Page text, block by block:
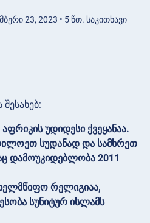
23, 2023 • 5 წთ. საკითხავი
უდიდესი ქვეყანაა.
სუდანად და სამხრეთ
დამოუკიდებლობა 2011
რელიგიაა,
სუნიტურ ისლამს